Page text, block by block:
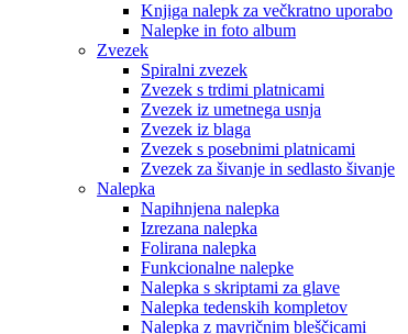
Knjiga nalepk za večkratno uporabo
Nalepke in foto album
Zvezek
Spiralni zvezek
Zvezek s trdimi platnicami
Zvezek iz umetnega usnja
Zvezek iz blaga
Zvezek s posebnimi platnicami
Zvezek za šivanje in sedlasto šivanje
Nalepka
Napihnjena nalepka
Izrezana nalepka
Folirana nalepka
Funkcionalne nalepke
Nalepka s skriptami za glave
Nalepka tedenskih kompletov
Nalepka z mavričnim bleščicami